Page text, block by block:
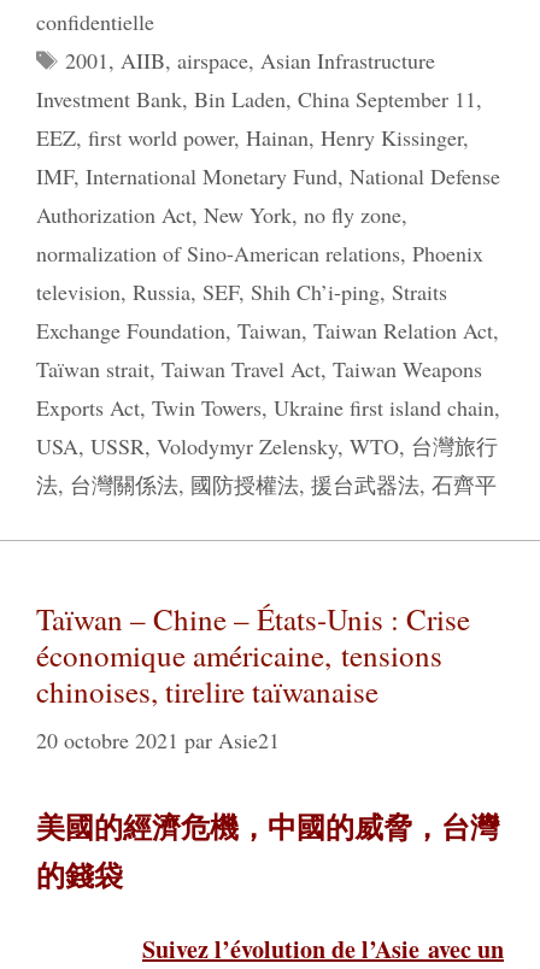
confidentielle
Étiquettes
2001, AIIB, airspace, Asian Infrastructure
Investment Bank, Bin Laden, China September 11,
EEZ, first world power, Hainan, Henry Kissinger,
IMF, International Monetary Fund, National Defense
Authorization Act, New York, no fly zone,
normalization of Sino-American relations, Phoenix
television, Russia, SEF, Shih Ch’i-ping, Straits
Exchange Foundation, Taiwan, Taiwan Relation Act,
Taïwan strait, Taiwan Travel Act, Taiwan Weapons
Exports Act, Twin Towers, Ukraine first island chain,
USA, USSR, Volodymyr Zelensky, WTO, 台灣旅行
法, 台灣關係法, 國防授權法, 援台武器法, 石齊平
Taïwan – Chine – États-Unis : Crise
économique américaine, tensions
chinoises, tirelire taïwanaise
20 octobre 2021 par Asie21
美國的經濟危機，中國的威脅，台灣
的錢袋
Suivez l’évolution de l’Asie avec un